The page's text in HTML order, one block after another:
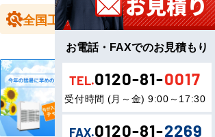
全国工事対応
全国送料無
料
お電話・FAXでのお見積もり
TEL.0120-81-0017
受付時間 (月～金) 9:00～17:30
FAX.0120-81-2269